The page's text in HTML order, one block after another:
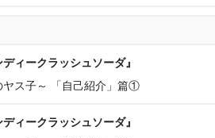
ィークラッシュソーダ』
ヤス子～ 「自己紹介」篇①
ィークラッシュソーダ』